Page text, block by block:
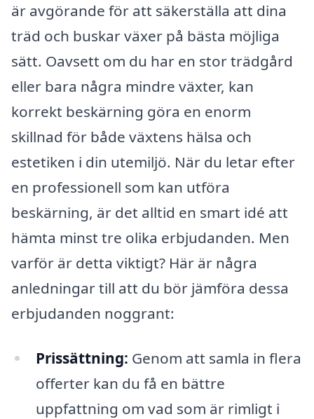
är avgörande för att säkerställa att dina
träd och buskar växer på bästa möjliga
sätt. Oavsett om du har en stor trädgård
eller bara några mindre växter, kan
korrekt beskärning göra en enorm
skillnad för både växtens hälsa och
estetiken i din utemiljö. När du letar efter
en professionell som kan utföra
beskärning, är det alltid en smart idé att
hämta minst tre olika erbjudanden. Men
varför är detta viktigt? Här är några
anledningar till att du bör jämföra dessa
erbjudanden noggrant:
Prissättning: Genom att samla in flera
offerter kan du få en bättre
uppfattning om vad som är rimligt i